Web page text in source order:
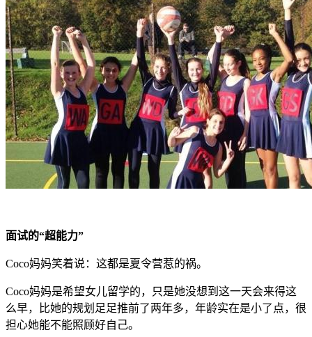
面试的“超能力”
Coco妈妈笑着说：这都是夏令营惹的祸。
Coco妈妈是希望女儿留学的，只是她没想到这一天会来得这
么早，比她的规划足足推前了两年多，年龄实在是小了点，很
担心她能不能照顾好自己。